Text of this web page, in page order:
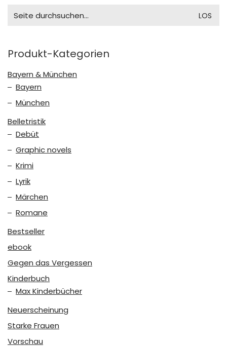
for:
Produkt-Kategorien
Bayern & München
Bayern
München
Belletristik
Debüt
Graphic novels
Krimi
Lyrik
Märchen
Romane
Bestseller
ebook
Gegen das Vergessen
Kinderbuch
Max Kinderbücher
Neuerscheinung
Starke Frauen
Vorschau